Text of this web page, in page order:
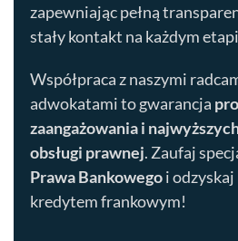
zapewniając pełną
stały kontakt na każdym
Współpraca z naszymi
adwokatami to gwarancja
zaangażowania i
obsługi prawnej. Zaufaj
Prawa Bankowegoi odzyskaj
kredytem frankowym!